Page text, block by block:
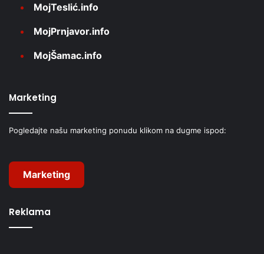
MojTeslić.info
MojPrnjavor.info
MojŠamac.info
Marketing
Pogledajte našu marketing ponudu klikom na dugme ispod:
Marketing
Reklama